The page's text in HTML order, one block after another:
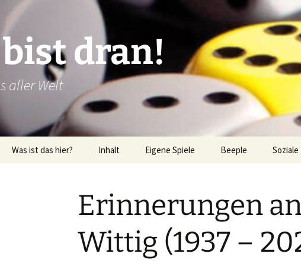
dran!
aller Welt
Was ist das hier? Inhalt
Verlagsliste
Lateinamerika
Verlagsliste Argentinien
Verlagsliste Bolivien
Eigene Spiele
Mission Impractical
Omba/Docker
Pari
Beeple
Erinnerungen
Wittig (1937 –